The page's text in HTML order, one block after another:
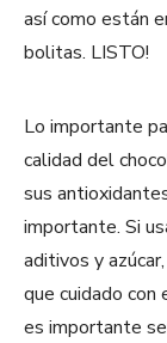
así como están
bolitas. LISTO!
Lo importante
calidad del
sus
importante. Si
aditivos y
que cuidado con
es importante